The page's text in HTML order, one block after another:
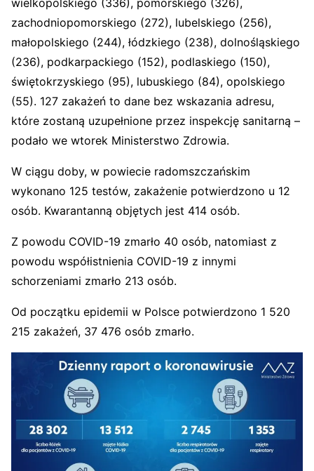
zachodniopomorskiego (272), lubelskiego (256),
małopolskiego (244), łódzkiego (238), dolnośląskiego
(236), podkarpackiego (152), podlaskiego (150),
świętokrzyskiego (95), lubuskiego (84), opolskiego
(55). 127 zakażeń to dane bez wskazania adresu,
które zostaną uzupełnione przez inspekcję sanitarną –
podało we wtorek Ministerstwo Zdrowia.
W ciągu doby, w powiecie radomszczańskim
wykonano 125 testów, zakażenie potwierdzono u 12
osób. Kwarantanną objętych jest 414 osób.
Z powodu COVID-19 zmarło 40 osób, natomiast z
powodu współistnienia COVID-19 z innymi
schorzeniami zmarło 213 osób.
Od początku epidemii w Polsce potwierdzono 1 520
215 zakażeń, 37 476 osób zmarło.